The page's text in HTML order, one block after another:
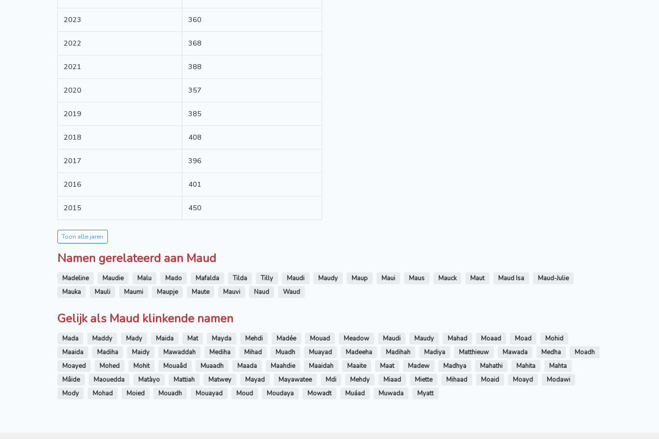
2023 360
2022 368
2021 388
2020 357
2019 385
2018 408
2017 396
2016 401
2015 450
Toon alle jaren
Namen gerelateerd aan Maud
Madeline Maudie Malu Mado Mafalda Tilda Tilly Maudi Maudy Maup Maui Maus Mauck Maut Maud Isa
Maud-Julie
Mauka
Mauli Maumi Maupje Maute Mauvi Naud Waud
Gelijk als Maud klinkende namen
Mada Maddy Mady Maida Mat Mayda Mehdi Madée Mouad Meadow Maudi Maudy Mahad Moaad Moad
Mohid
Maaida
Madiha Maidy Mawaddah Mediha Mihad Muadh Muayad Madeeha Madihah Madiya Matthieuw Mawada Medha
Moadh
Moayed
Mohed Mohit Mouaâd Muaadh Maada Maahdie Maaidah Maaite Maat Madew Madhya Mahathi Mahita
Mahta
Mâide
Maouedda Matàyo Mattiah Matwey Mayad Mayawatee Mdi Mehdy Miaad Miette Mihaad Moaid Moayd
Modawi
Mody
Mohad Moied Mouadh Mouayad Moud Moudaya Mowadt Muáad Muwada Myatt